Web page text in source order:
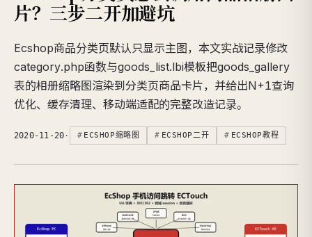
片？三步二开加避坑
Ecshop商品分类页默认只显示主图，本文实战记录修改
category.php函数与goods_list.lbi模板把goods_gallery
表的相册缩略图渲染到分类页商品卡片，并给出N+1查询
优化、缓存清理、移动端适配的完整改造记录。
2020-11-20 · ECSHOP缩略图 ECSHOP二开 ECSHOP教程